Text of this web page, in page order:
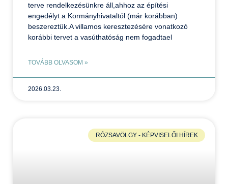
terve rendelkezésünkre áll,ahhoz az építési
engedélyt a Kormányhivataltól (már korábban)
beszereztük.A villamos keresztezésére vonatkozó
korábbi tervet a vasúthatóság nem fogadtael
TOVÁBB OLVASOM »
2026.03.23.
RÓZSAVÖLGY - KÉPVISELŐI HÍREK